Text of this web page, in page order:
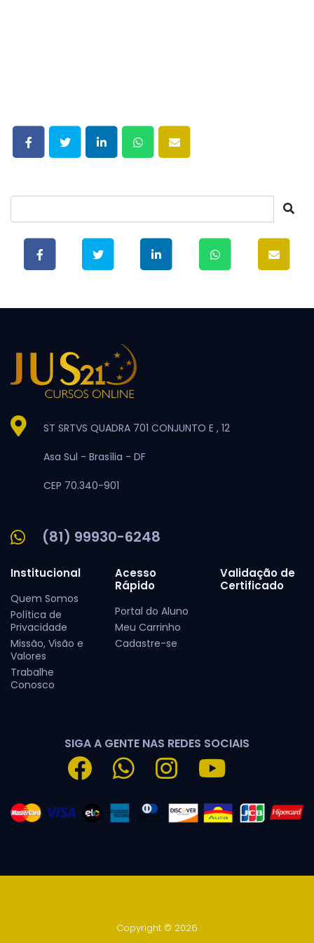
ST SRTVS QUADRA 701 CONJUNTO E , 12
Asa Sul - Brasília - DF
CEP 70.340-901
(81) 99930-6248
Institucional
Quem Somos
Política de
Privacidade
Missão, Visão e
Valores
Trabalhe
Conosco
Acesso
Rápido
Portal do Aluno
Meu Carrinho
Cadastre-se
Validação de
Certificado
SIGA A GENTE NAS REDES SOCIAIS
Copyright © 2026